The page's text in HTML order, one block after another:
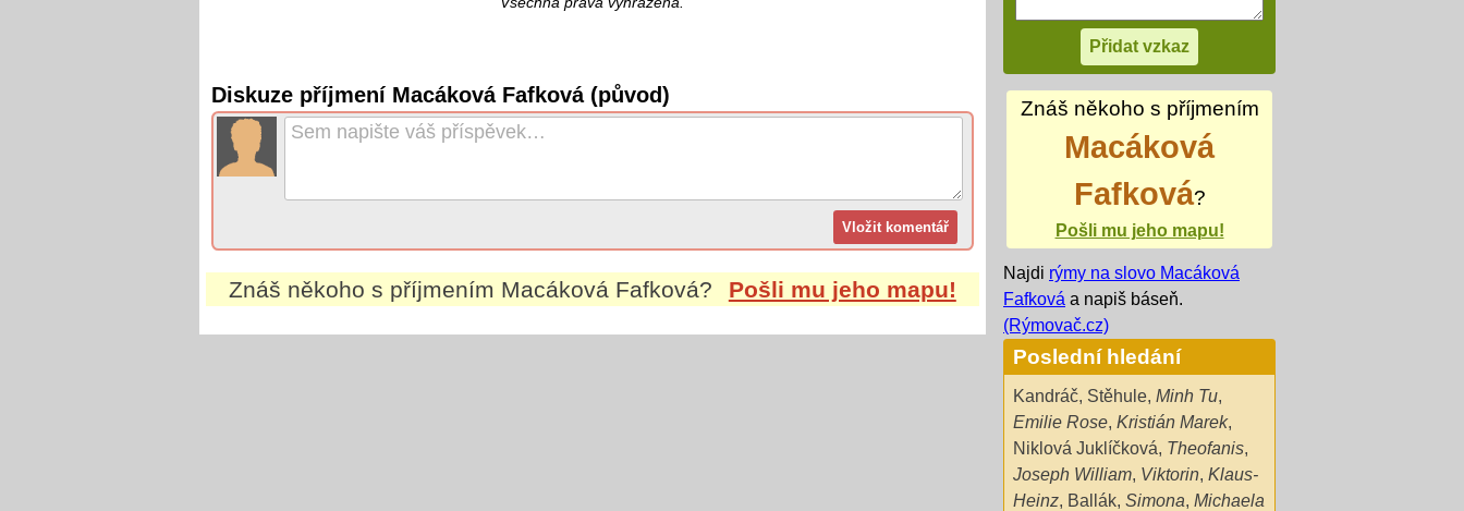
Diskuze příjmení Macáková Fafková (původ)
Znáš někoho s příjmením Macáková Fafková? Pošli mu jeho mapu!
Znáš někoho s příjmením
Macáková
Fafková?
Pošli mu jeho mapu!
Najdi rýmy na slovo Macáková
Fafková a napiš báseň.
(Rýmovač.cz)
Poslední hledání
Kandráč, Stěhule, Minh Tu,
Emilie Rose, Kristián Marek,
Niklová Juklíčková, Theofanis,
Joseph William, Viktorin, Klaus-
Heinz, Ballák, Simona, Michaela